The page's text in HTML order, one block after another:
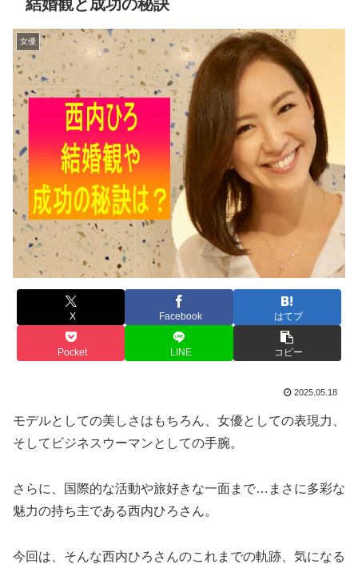
結婚観と成功の秘訣
女優
X Facebook はてブ
Pocket LINE コピー
2025.05.18
モデルとしての美しさはもちろん、女優としての表現力、
そしてビジネスウーマンとしての手腕。
さらに、国際的な活動や旅好きな一面まで…まさに多彩な
魅力の持ち主である西内ひろさん。
今回は、そんな西内ひろさんのこれまでの軌跡、気になる